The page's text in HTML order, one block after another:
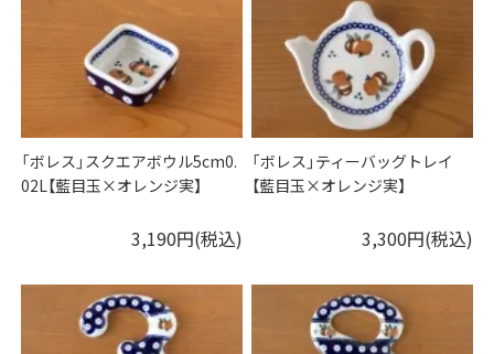
「ボレス」スクエアボウル5cm0.
02L【藍目玉×オレンジ実】
3,190円(税込)
「ボレス」ティーバッグトレイ
【藍目玉×オレンジ実】
3,300円(税込)